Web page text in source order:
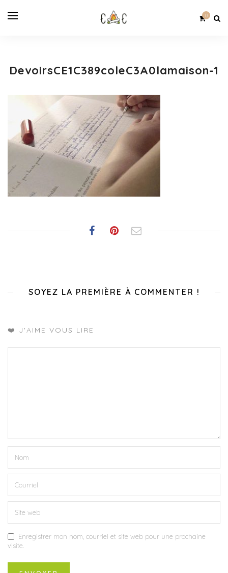
0
DevoirsCE1C389coleC3A0lamaison-1
SOYEZ LA PREMIÈRE À COMMENTER !
❤️ J'AIME VOUS LIRE
Enregistrer mon nom, courriel et site web pour une prochaine
visite.